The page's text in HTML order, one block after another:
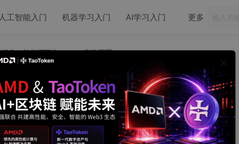
人工智能入门 机器学习入门 AI学习入门 更多
化（软件源更换+vim/git安装配置）
础优化（软件源更换+vim/git安装配置）